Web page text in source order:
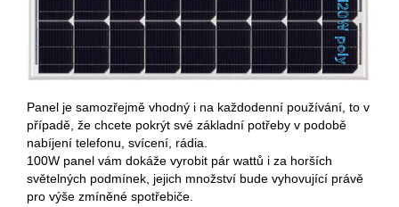
Panel je samozřejmě vhodný i na každodenní používání, to v
případě, že chcete pokrýt své základní potřeby v podobě
nabíjení telefonu, svícení, rádia.
100W panel vám dokáže vyrobit pár wattů i za horších
světelných podmínek, jejich množství bude vyhovující právě
pro výše zmíněné spotřebiče.